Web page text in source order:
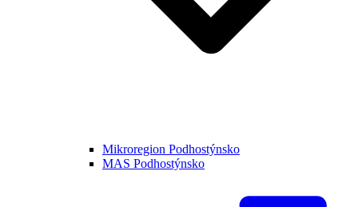
Mikroregion Podhostýnsko
MAS Podhostýnsko